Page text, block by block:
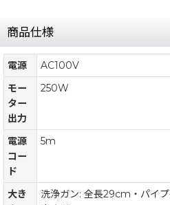
商品仕様
電源
AC100V
モー
ター
出力
250W
電源
コー
ド
5m
大き
洗浄ガン: 全長29cm・パイ